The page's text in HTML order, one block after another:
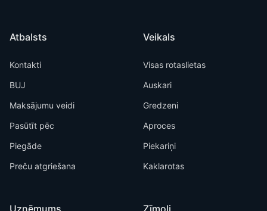
Atbalsts
Kontakti
BUJ
Maksājumu veidi
Pasūtīt pēc
Piegāde
Preču atgriešana
Uzņēmums
Veikals
Visas rotaslietas
Auskari
Gredzeni
Aproces
Piekariņi
Kaklarotas
Zīmoli